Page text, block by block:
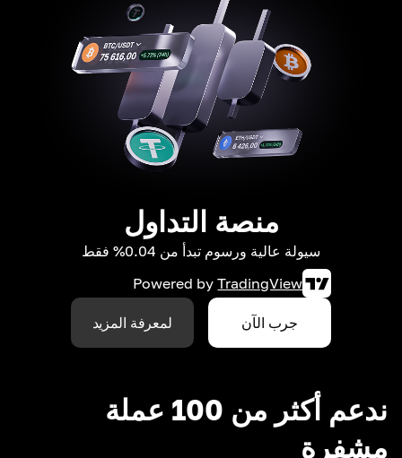
منصة التداول
سيولة عالية ورسوم تبدأ من 0.04% فقط
Powered by TradingView
جرب الآن لمعرفة المزيد
ندعم أكثر من 100 عملة
مشفرة